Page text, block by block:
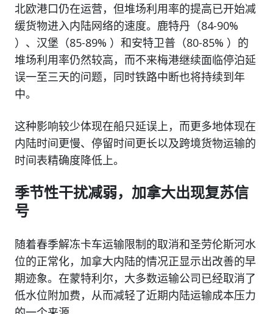
北欧港口仍在运营，但堆场利用率的提高已开始减
缓货物进入内陆网络的速度。鹿特丹（84-90%
）、汉堡（85-89% ）和安特卫普（80-85% ）的
堆场利用率仍然较高，而不来梅港继续面临停泊延
误一至三天的问题，同时铁路中断也将持续到年
中。
这种影响较少体现在船只延误上，而更多地体现在
内陆时间更慢、停留时间更长以及跨境货物运输的
时间表精确度降低上。
季节性干扰减弱，加拿大出现复苏信
号
随着春季解冻卡车运输限制的取消和圣劳伦斯河水
位的正常化，加拿大内陆的情况正显示出改善的早
期迹象。在蒙特利尔，大多数运输公司已经取消了
低水位附加费，从而减轻了近期内陆运输成本压力